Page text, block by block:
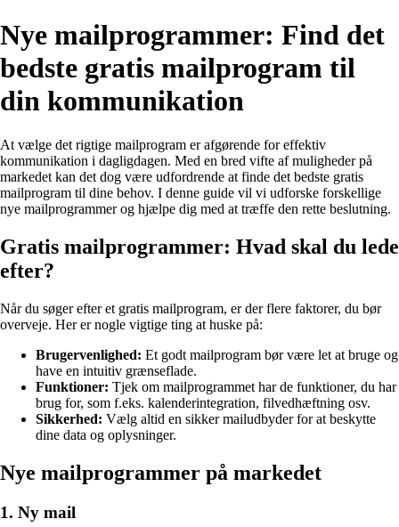
Nye mailprogrammer: Find det
bedste gratis mailprogram til
din kommunikation
At vælge det rigtige mailprogram er afgørende for effektiv
kommunikation i dagligdagen. Med en bred vifte af muligheder på
markedet kan det dog være udfordrende at finde det bedste gratis
mailprogram til dine behov. I denne guide vil vi udforske forskellige
nye mailprogrammer og hjælpe dig med at træffe den rette beslutning.
Gratis mailprogrammer: Hvad skal du lede
efter?
Når du søger efter et gratis mailprogram, er der flere faktorer, du bør
overveje. Her er nogle vigtige ting at huske på:
Brugervenlighed: Et godt mailprogram bør være let at bruge og
have en intuitiv grænseflade.
Funktioner: Tjek om mailprogrammet har de funktioner, du har
brug for, som f.eks. kalenderintegration, filvedhæftning osv.
Sikkerhed: Vælg altid en sikker mailudbyder for at beskytte
dine data og oplysninger.
Nye mailprogrammer på markedet
1. Ny mail